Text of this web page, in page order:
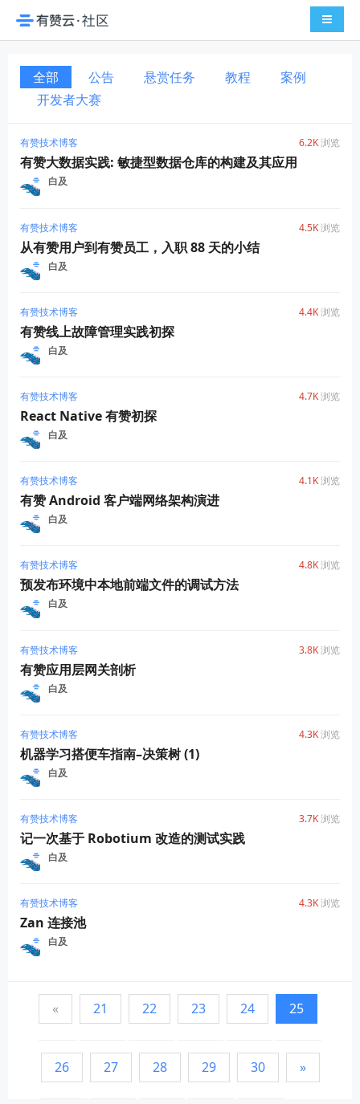
导航切
全部 公告 悬赏任务 教程
案例
开发者大赛
有赞技术博客 6.2K浏览
有赞大数据实践: 敏捷型数据仓库的构建及其应用
白及
有赞技术博客 4.5K浏览
从有赞用户到有赞员工，入职 88 天的小结
白及
有赞技术博客 4.4K浏览
有赞线上故障管理实践初探
白及
有赞技术博客 4.7K浏览
React Native 有赞初探
白及
有赞技术博客 4.1K浏览
有赞 Android 客户端网络架构演进
白及
有赞技术博客 4.8K浏览
预发布环境中本地前端文件的调试方法
白及
有赞技术博客 3.8K浏览
有赞应用层网关剖析
白及
有赞技术博客 4.3K浏览
机器学习搭便车指南–决策树 (1)
白及
有赞技术博客 3.7K浏览
记一次基于 Robotium 改造的测试实践
白及
有赞技术博客 4.3K浏览
Zan 连接池
白及
« 21 22 23 24 25
26 27 28 29 30 »